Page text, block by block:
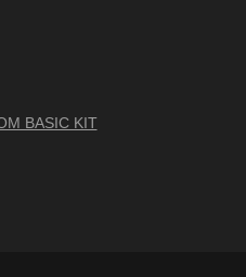
BASIC KIT